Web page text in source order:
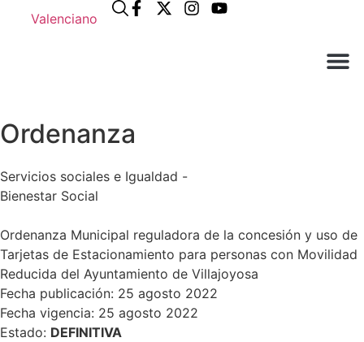
Valenciano
Ordenanza
Servicios sociales e Igualdad -
Bienestar Social
Ordenanza Municipal reguladora de la concesión y uso de
Tarjetas de Estacionamiento para personas con Movilidad
Reducida del Ayuntamiento de Villajoyosa
Fecha publicación: 25 agosto 2022
Fecha vigencia: 25 agosto 2022
Estado: DEFINITIVA